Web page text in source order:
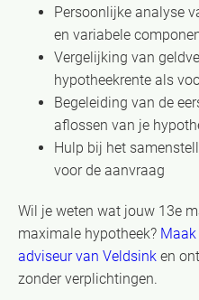
Persoonlijke analyse
en variabele
Vergelijking van
hypotheekrente als
Begeleiding van de
aflossen van je
Hulp bij het
voor de aanvraag
Wil je weten wat jouw 13e
maximale hypotheek? Maak
adviseur van Veldsink en
zonder verplichtingen.